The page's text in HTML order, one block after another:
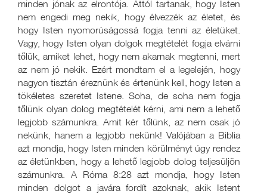
minden jónak az elrontója. Attól tartanak, hogy Isten
nem engedi meg nekik, hogy élvezzék az életet, és
hogy Isten nyomorúságossá fogja tenni az életüket.
Vagy, hogy Isten olyan dolgok megtételét fogja elvárni
tőlük, amiket lehet, hogy nem akarnak megtenni, mert
az nem jó nekik. Ezért mondtam el a legelején, hogy
nagyon tisztán éreznünk és értenünk kell, hogy Isten a
tökéletes szeretet Istene. Soha, de soha nem fogja
tőlünk olyan dolog megtételét kérni, ami nem a lehető
legjobb számunkra. Amit kér tőlünk, az nem csak jó
nekünk, hanem a legjobb nekünk! Valójában a Biblia
azt mondja, hogy Isten minden körülményt úgy rendez
az életünkben, hogy a lehető legjobb dolog teljesüljön
számunkra. A Róma 8:28 azt mondja, hogy Isten
minden dolgot a javára fordít azoknak, akik Istent